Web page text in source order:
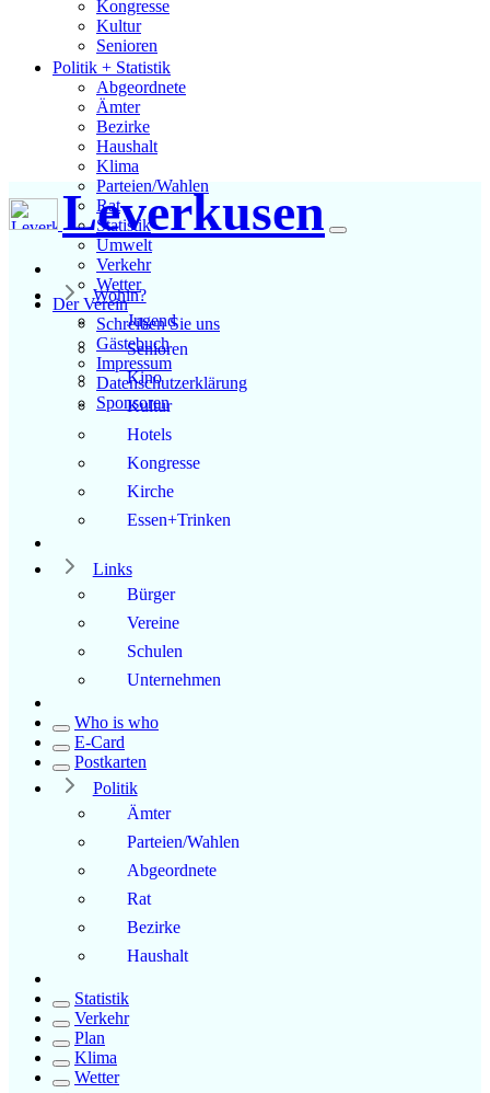
Kongresse
Kultur
Senioren
Stadtführer
Straßen
Politik + Statistik
Abgeordnete
Ämter
Bezirke
Haushalt
Klima
Parteien/Wahlen
Rat
Statistik
Umwelt
Verkehr
Wetter
Der Verein
Schreiben Sie uns
Gästebuch
Impressum
Datenschutzerklärung
Sponsoren
Leverkusen
Wohin?
Jugend
Senioren
Kino
Kultur
Hotels
Kongresse
Kirche
Essen+Trinken
Links
Bürger
Vereine
Schulen
Unternehmen
Who is who
E-Card
Postkarten
Politik
Ämter
Parteien/Wahlen
Abgeordnete
Rat
Bezirke
Haushalt
Statistik
Verkehr
Plan
Klima
Wetter